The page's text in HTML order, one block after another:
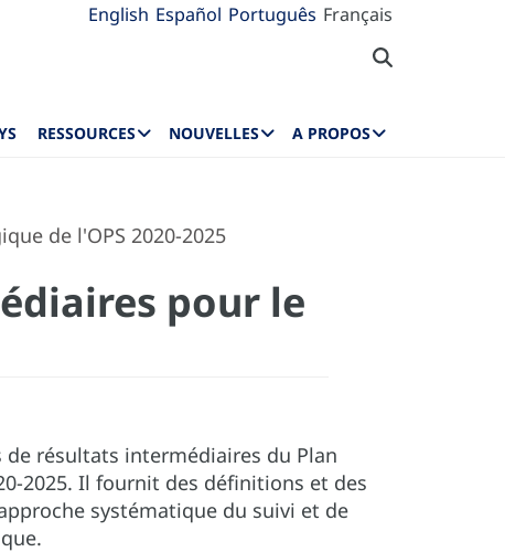
English Español Português Français
RESSOURCES NOUVELLES A PROPOS
de l'OPS 2020-2025
pour le
résultats intermédiaires du Plan
2025. Il fournit des définitions et des
systématique du suivi et de